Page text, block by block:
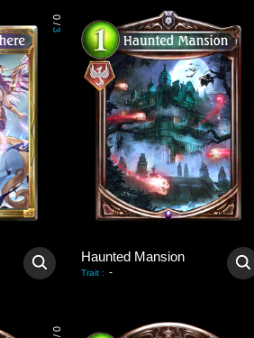
0
/
3
Haunted Mansion
Trait : -
0
/